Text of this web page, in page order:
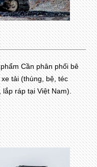
Cần phân phối bê
tải (thùng, bệ, téc
ráp tại Việt Nam).